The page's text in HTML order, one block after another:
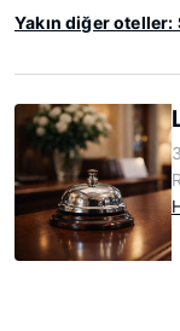
Yakın diğer